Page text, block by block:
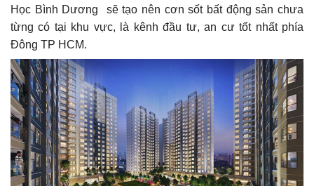
Học Bình Dương sẽ tạo nên cơn sốt bất động sản chưa
từng có tại khu vực, là kênh đầu tư, an cư tốt nhất phía
Đông TP HCM.